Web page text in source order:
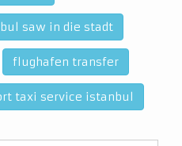
saw in die stadt
flughafen transfer
taxi service istanbul